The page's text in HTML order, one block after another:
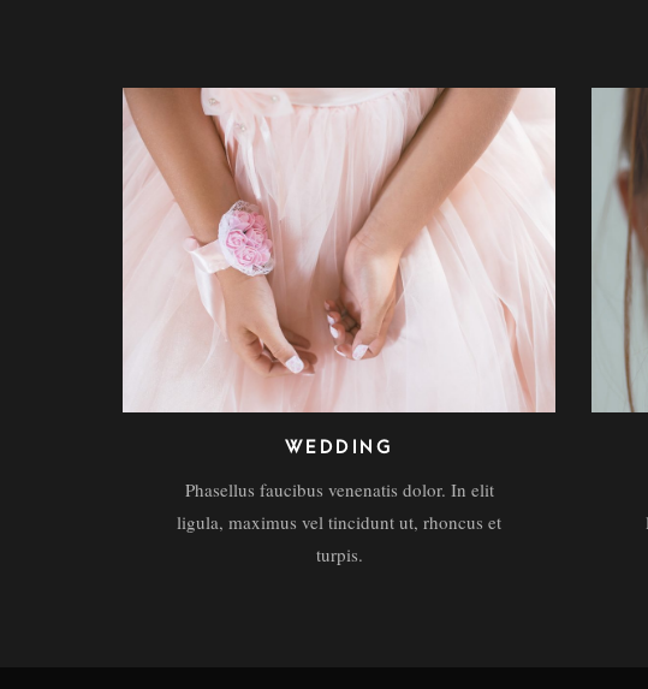
WEDDING
Phasellus faucibus venenatis dolor. In elit
ligula, maximus vel tincidunt ut, rhoncus et
turpis.